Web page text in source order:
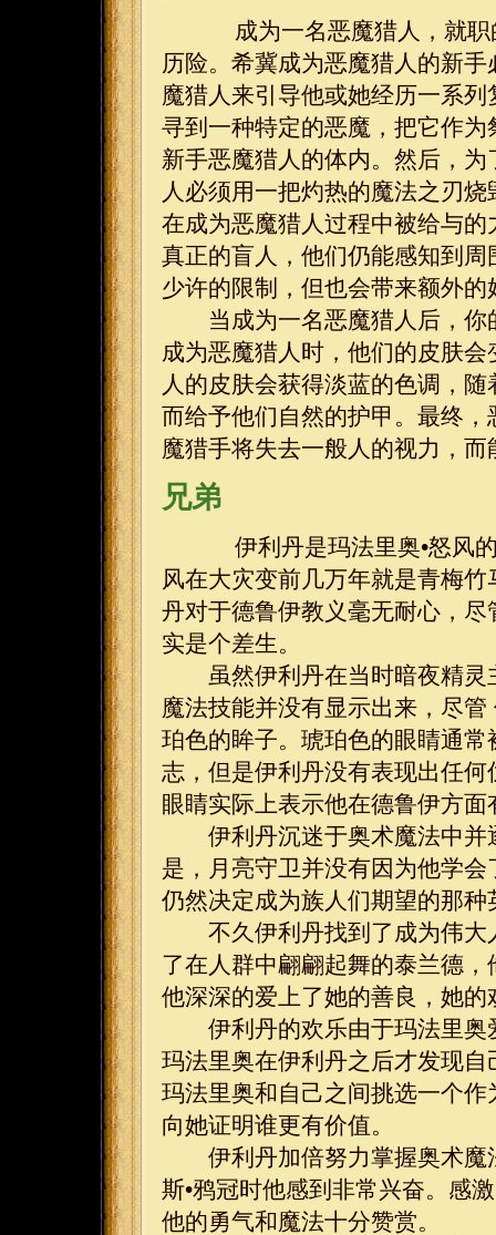
成为一名恶魔猎人，就职
历险。希冀成为恶魔猎人的新
魔猎人来引导他或她经历一系
寻到一种特定的恶魔，把它作
新手恶魔猎人的体内。然后，
人必须用一把灼热的魔法之刃
在成为恶魔猎人过程中被给与
真正的盲人，他们仍能感知到
少许的限制，但也会带来额外的
当成为一名恶魔猎人后，你
成为恶魔猎人时，他们的皮肤
人的皮肤会获得淡蓝的色调，
而给予他们自然的护甲。最终
魔猎手将失去一般人的视力，
兄弟
伊利丹是玛法里奥•怒风的
风在大灾变前几万年就是青梅
丹对于德鲁伊教义毫无耐心，
实是个差生。
虽然伊利丹在当时暗夜精灵
魔法技能并没有显示出来，尽
珀色的眸子。琥珀色的眼睛通
志，但是伊利丹没有表现出任
眼睛实际上表示他在德鲁伊方
伊利丹沉迷于奥术魔法中并
是，月亮守卫并没有因为他学
仍然决定成为族人们期望的那种
不久伊利丹找到了成为伟大
了在人群中翩翩起舞的泰兰德
他深深的爱上了她的善良，她
伊利丹的欢乐由于玛法里奥
玛法里奥在伊利丹之后才发现
玛法里奥和自己之间挑选一个
向她证明谁更有价值。
伊利丹加倍努力掌握奥术魔
斯•鸦冠时他感到非常兴奋。感
他的勇气和魔法十分赞赏。